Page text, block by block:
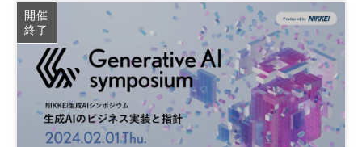
日経イノベーション・ミートアップ イノベーション
デジタルトランスフォーメーション テクノロジー
CES スタートアップ デジタル DX 参加無料
平日夜開催
開催
終了